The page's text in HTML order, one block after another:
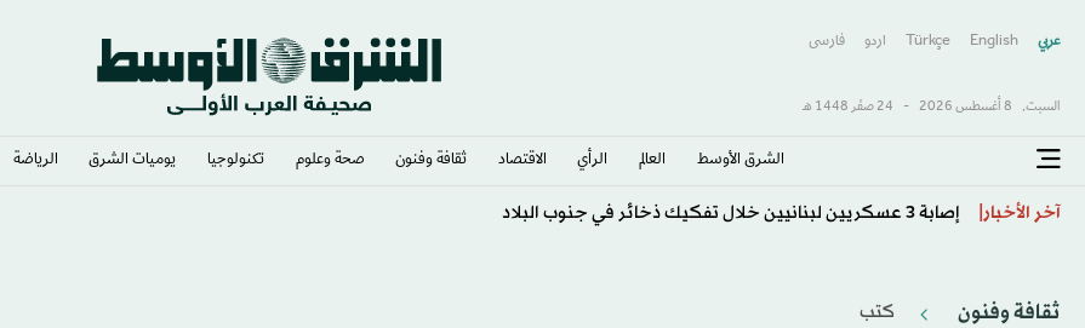
عربي English
Türkçe اردو فارسى
السبت, 8 أغسطس 2026 - 24 صفَر 1448 هـ
الشرق الأوسط​ العالم الرأي الاقتصاد ثقافة وفنون صحة وعلوم تكنولوجيا يوميات الشرق​ الرياضة
آخر الأخبار «التأمل» يحدّ من إدمان الشباب لألعاب الإنترنت
ثقافة وفنون كتب